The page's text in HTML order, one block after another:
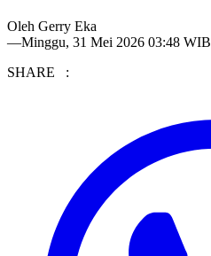
Oleh Gerry Eka
—Minggu, 31 Mei 2026 03:48 WIB
SHARE :